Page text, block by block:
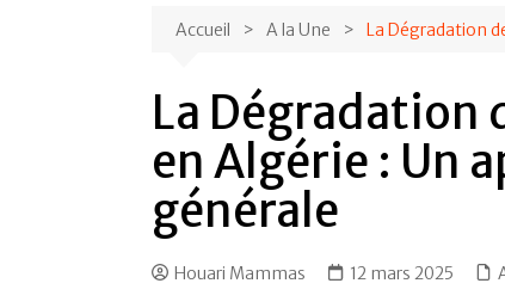
Accueil A la Une La Dégradation
La Dégradation
en Algérie : Un
générale
Houari Mammas 12 mars 2025